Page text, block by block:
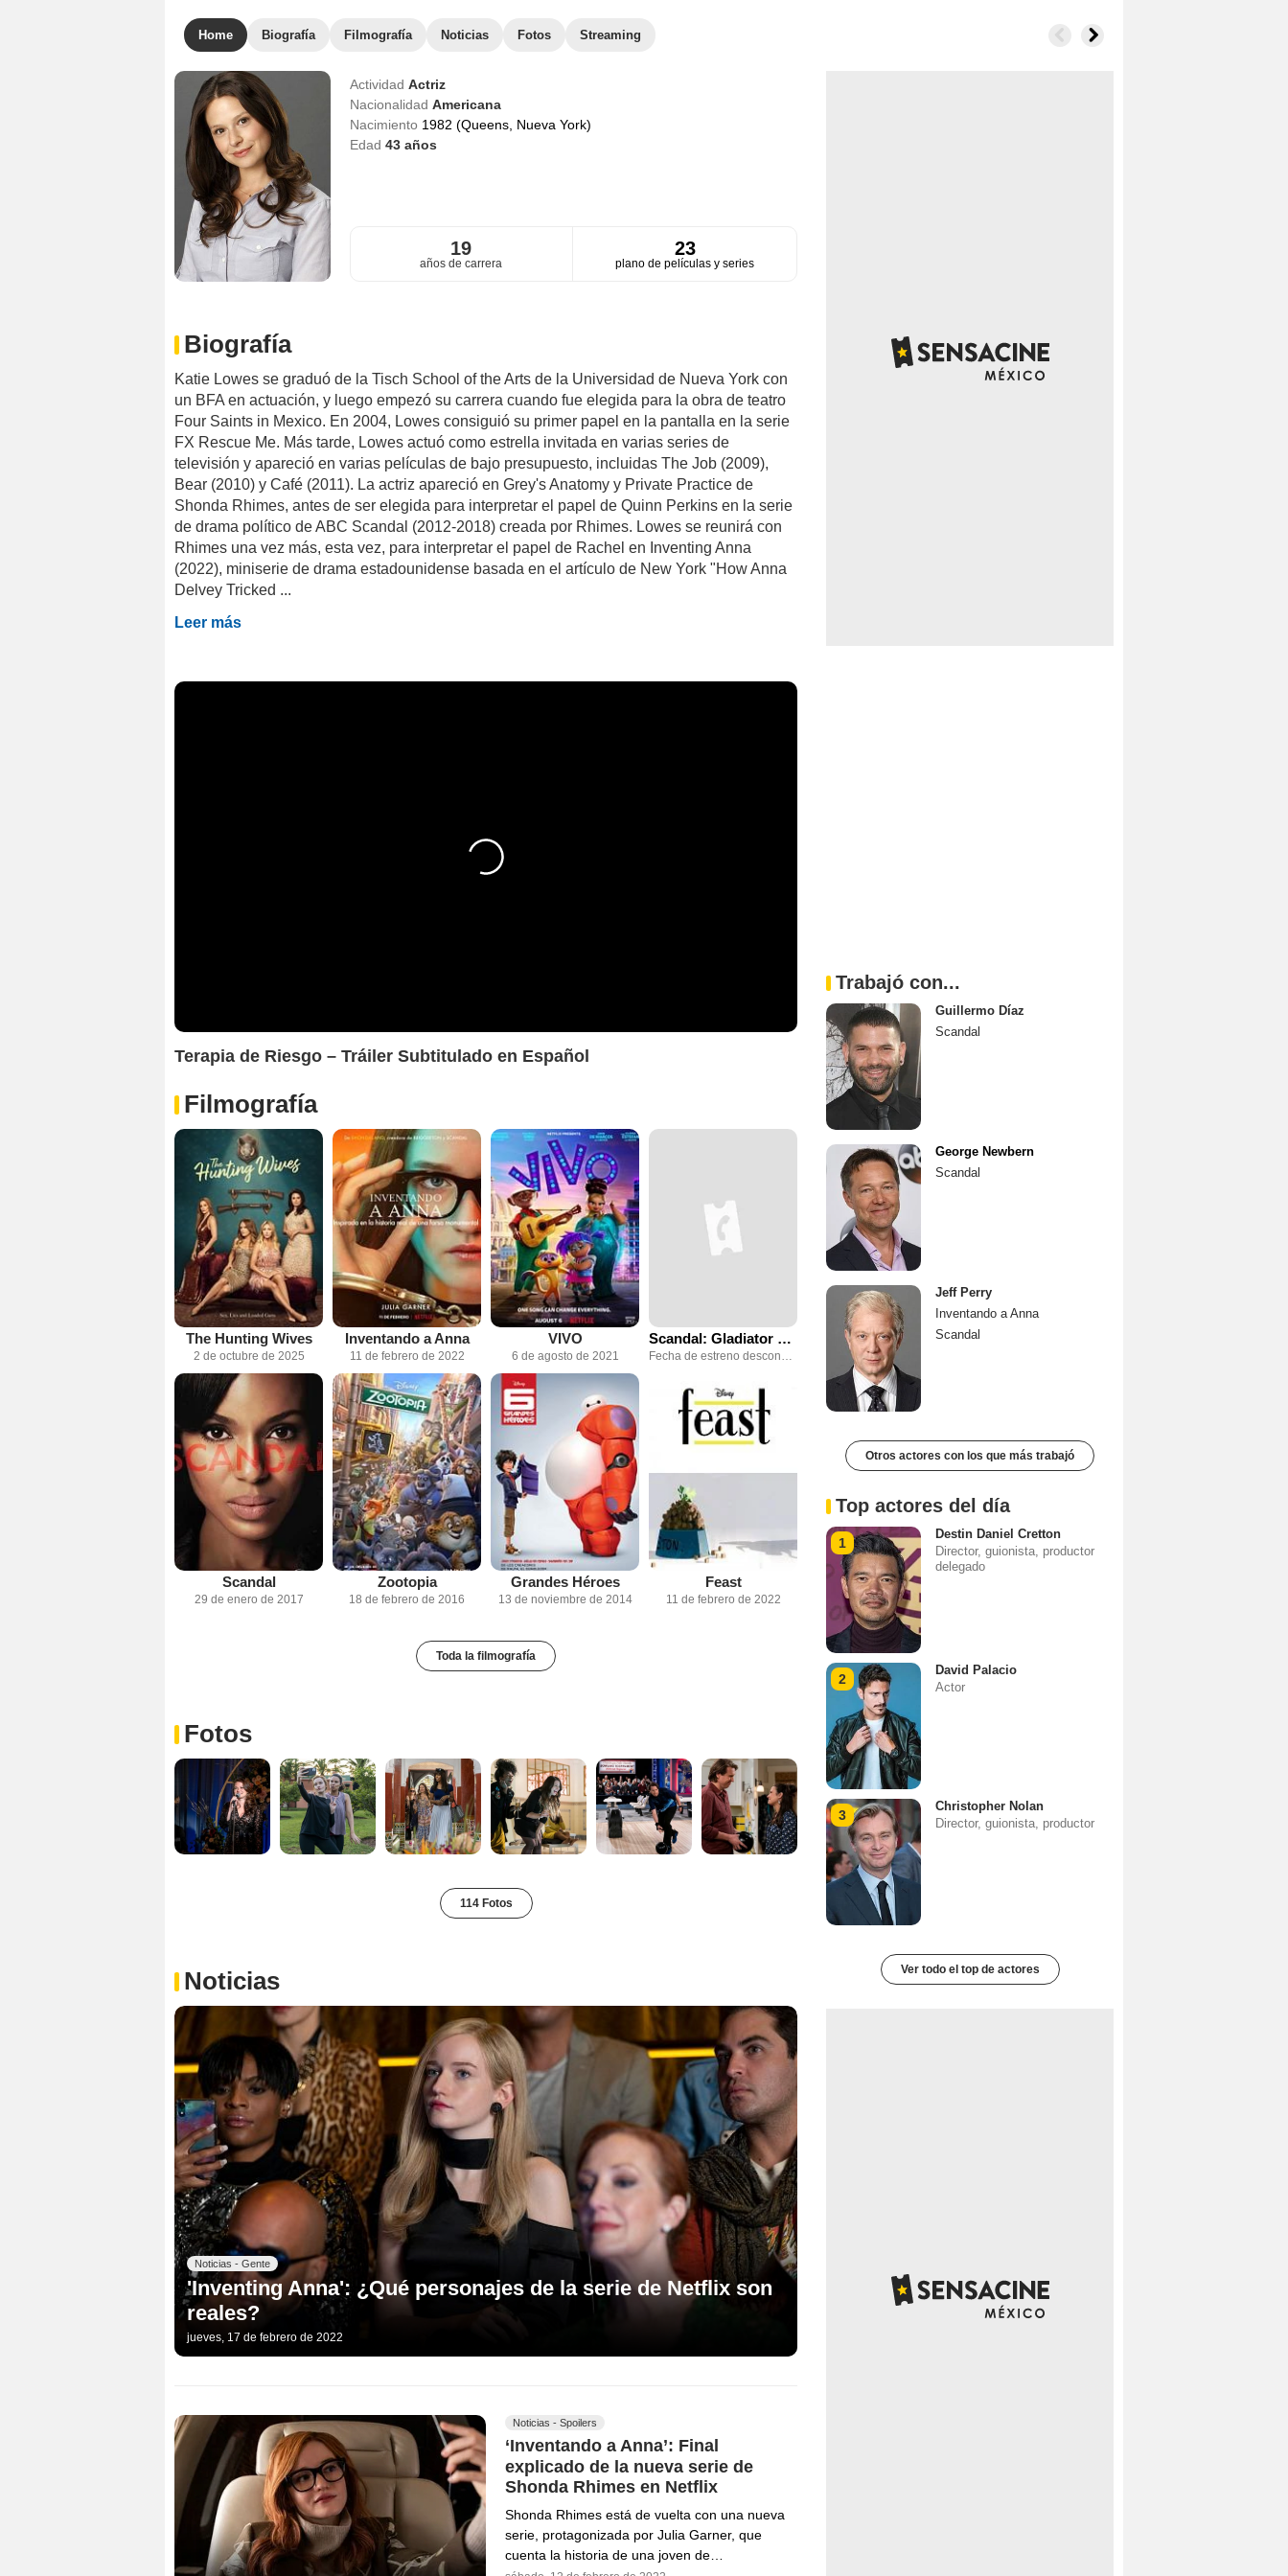
Home Biografía Filmografía Noticias Fotos Streaming
Actividad Actriz
Nacionalidad Americana
Nacimiento 1982 (Queens, Nueva York)
Edad 43años
19
años de carrera
23
plano de películas y series
Biografía
Katie Lowes se graduó de la Tisch School of the Arts de la Universidad de Nueva York con
un BFA en actuación, y luego empezó su carrera cuando fue elegida para la obra de teatro
Four Saints in Mexico. En 2004, Lowes consiguió su primer papel en la pantalla en la serie
FX Rescue Me. Más tarde, Lowes actuó como estrella invitada en varias series de
televisión y apareció en varias películas de bajo presupuesto, incluidas The Job (2009),
Bear (2010) y Café (2011). La actriz apareció en Grey's Anatomy y Private Practice de
Shonda Rhimes, antes de ser elegida para interpretar el papel de Quinn Perkins en la serie
de drama político de ABC Scandal (2012-2018) creada por Rhimes. Lowes se reunirá con
Rhimes una vez más, esta vez, para interpretar el papel de Rachel en Inventing Anna
(2022), miniserie de drama estadounidense basada en el artículo de New York "How Anna
Delvey Tricked ...
Leer más
Terapia de Riesgo – Tráiler Subtitulado en Español
Filmografía
The Hunting Wives
2 de octubre de 2025
Inventando a Anna
11 de febrero de 2022
VIVO
6 de agosto de 2021
Scandal: Gladiator Wanted
Scandal
29 de enero de 2017
Zootopia
18 de febrero de 2016
Grandes Héroes
13 de noviembre de 2014
Feast
11 de febrero de 2022
Toda la filmografía
Fotos
114 Fotos
Noticias
Noticias - Gente
'Inventing Anna': ¿Qué personajes de la serie de Netflix son
reales?
jueves, 17 de febrero de 2022
Noticias - Spoilers
‘Inventando a Anna’: Final
explicado de la nueva serie de
Shonda Rhimes en Netflix
Shonda Rhimes está de vuelta con una nueva
serie, protagonizada por Julia Garner, que
cuenta la historia de una joven de…
Trabajó con...
Guillermo Díaz
Scandal
George Newbern
Scandal
Jeff Perry
Inventando a Anna
Scandal
Otros actores con los que más trabajó
Top actores del día
1
Destin Daniel Cretton
Director, guionista, productor
delegado
2
David Palacio
Actor
3
Christopher Nolan
Director, guionista, productor
Ver todo el top de actores